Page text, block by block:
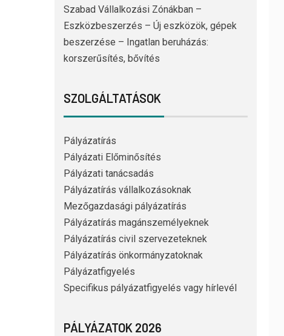
Szabad Vállalkozási Zónákban –
Eszközbeszerzés – Új eszközök, gépek
beszerzése – Ingatlan beruházás:
korszerűsítés, bővítés
SZOLGÁLTATÁSOK
Pályázatírás
Pályázati Előminősítés
Pályázati tanácsadás
Pályázatírás vállalkozásoknak
Mezőgazdasági pályázatírás
Pályázatírás magánszemélyeknek
Pályázatírás civil szervezeteknek
Pályázatírás önkormányzatoknak
Pályázatfigyelés
Specifikus pályázatfigyelés vagy hírlevél
PÁLYÁZATOK 2026